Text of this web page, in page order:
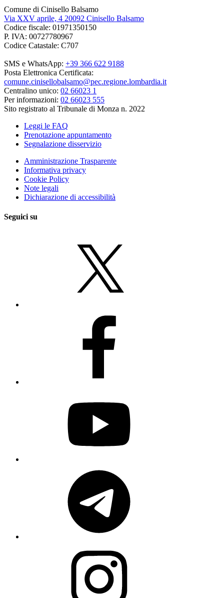
Comune di Cinisello Balsamo
Via XXV aprile, 4 20092 Cinisello Balsamo
Codice fiscale: 01971350150
P. IVA: 00727780967
Codice Catastale: C707
SMS e WhatsApp: +39 366 622 9188
Posta Elettronica Certificata:
comune.cinisellobalsamo@pec.regione.lombardia.it
Centralino unico: 02 66023 1
Per informazioni: 02 66023 555
Sito registrato al Tribunale di Monza n. 2022
Leggi le FAQ
Prenotazione appuntamento
Segnalazione disservizio
Amministrazione Trasparente
Informativa privacy
Cookie Policy
Note legali
Dichiarazione di accessibilità
Seguici su